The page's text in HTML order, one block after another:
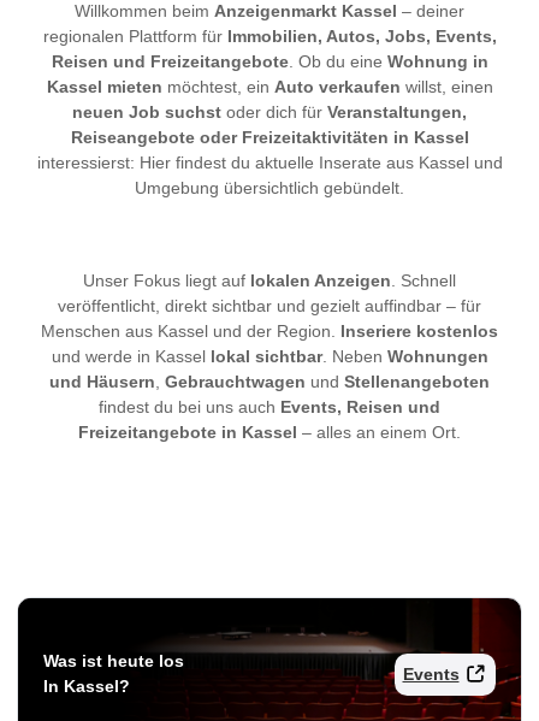
Willkommen beim Anzeigenmarkt Kassel – deiner
regionalen Plattform für Immobilien, Autos, Jobs, Events,
Reisen und Freizeitangebote. Ob du eine Wohnung in
Kassel mieten möchtest, ein Auto verkaufen willst, einen
neuen Job suchst oder dich für Veranstaltungen,
Reiseangebote oder Freizeitaktivitäten in Kassel
interessierst: Hier findest du aktuelle Inserate aus Kassel und
Umgebung übersichtlich gebündelt.
Unser Fokus liegt auf lokalen Anzeigen. Schnell
veröffentlicht, direkt sichtbar und gezielt auffindbar – für
Menschen aus Kassel und der Region. Inseriere kostenlos
und werde in Kassel lokal sichtbar. Neben Wohnungen
und Häusern, Gebrauchtwagen und Stellenangeboten
findest du bei uns auch Events, Reisen und
Freizeitangebote in Kassel – alles an einem Ort.
Was ist heute los
In Kassel?
Events